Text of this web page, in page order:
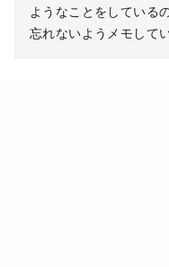
ようなことをしている
忘れないようメモしてい